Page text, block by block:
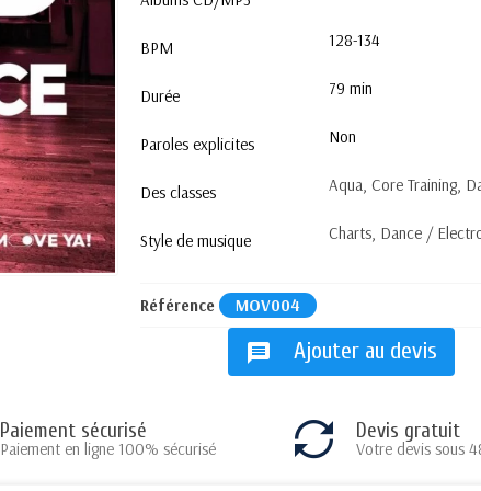
BPM 128-134
Durée 79 min
Paroles explicites Non
Des classes Aqua, Core Training,
Style de musique Charts, Dance /
Référence MOV004
message Ajouter au devis
Paiement sécurisé
Paiement en ligne 100% sécurisé
Devis gratuit
Votre devis sous